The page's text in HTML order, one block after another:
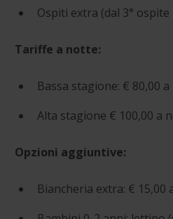
Ospiti extra (dal 3°
Tariffe a notte:
Bassa stagione: € 80,00
Alta stagione € 100,00 a
Opzioni aggiuntive:
Biancheria extra: € 15,00